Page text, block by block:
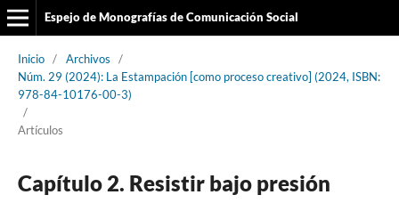
Espejo de Monografías de Comunicación Social
Inicio / Archivos
/
Núm. 29 (2024): La Estampación [como proceso creativo] (2024, ISBN:
978-84-10176-00-3)
/
Artículos
Capítulo 2. Resistir bajo presión